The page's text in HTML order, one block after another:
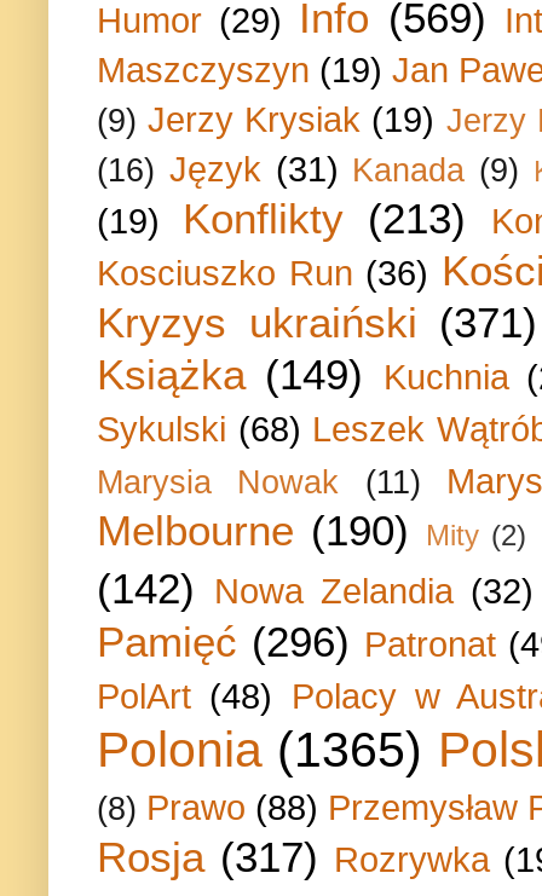
Humor (29) Info (569)
Maszczyszyn (19) Jan
(9) Jerzy Krysiak (19) Jerzy
(16) Język (31) Kanada (9)
(19) Konflikty (213)
Kosciuszko Run (36)
Kryzys ukraiński (371)
Książka (149) Kuchnia
Sykulski (68) Leszek
Marysia Nowak (11)
Melbourne (190) Mity (2)
(142) Nowa Zelandia (32)
Pamięć (296) Patronat
PolArt (48) Polacy w
Polonia (1365)
(8) Prawo (88) Przemysław
Rosja (317) Rozrywka